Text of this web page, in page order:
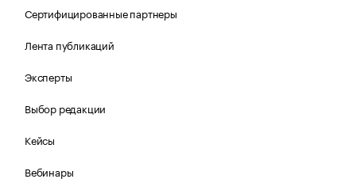
Сертифицированные партнеры
Лента публикаций
Эксперты
Выбор редакции
Кейсы
Вебинары